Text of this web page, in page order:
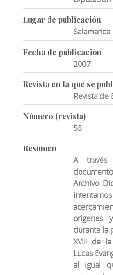
Lugar de publicación
Salamanca
Fecha de publicación
2007
Revista en la que se
Revista de
Número (revista)
55
Resumen
A
Archivo
orígenes
durante la
XVIII de
Lucas
al igual